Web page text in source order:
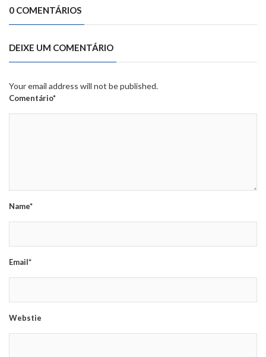
0 COMENTÁRIOS
DEIXE UM COMENTÁRIO
Your email address will not be published.
Comentário*
Name*
Email*
Webstie